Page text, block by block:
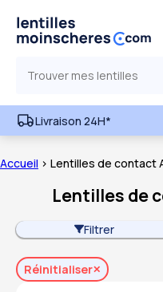
Livraison 24H*
Accueil > Lentilles de contact
Lentilles de
Filtrer
Réinitialiser